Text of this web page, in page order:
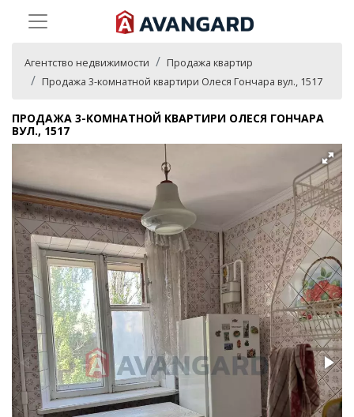
Агентство недвижимости
Продажа квартир
Продажа 3-комнатной квартири Олеся Гончара вул., 1517
ПРОДАЖА 3-КОМНАТНОЙ КВАРТИРИ ОЛЕСЯ ГОНЧАРА
ВУЛ., 1517